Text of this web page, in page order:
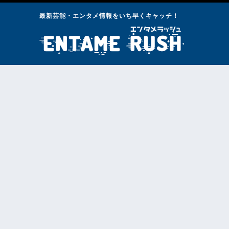
最新芸能・エンタメ情報をいち早くキャッチ！